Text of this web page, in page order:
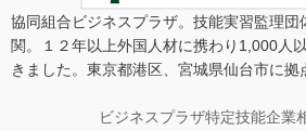
協同組合ビジネスプラザ。技能実習監理
関。１２年以上外国人材に携わり1,000人
きました。東京都港区、宮城県仙台市に拠
ビジネスプラザ特定技能企業